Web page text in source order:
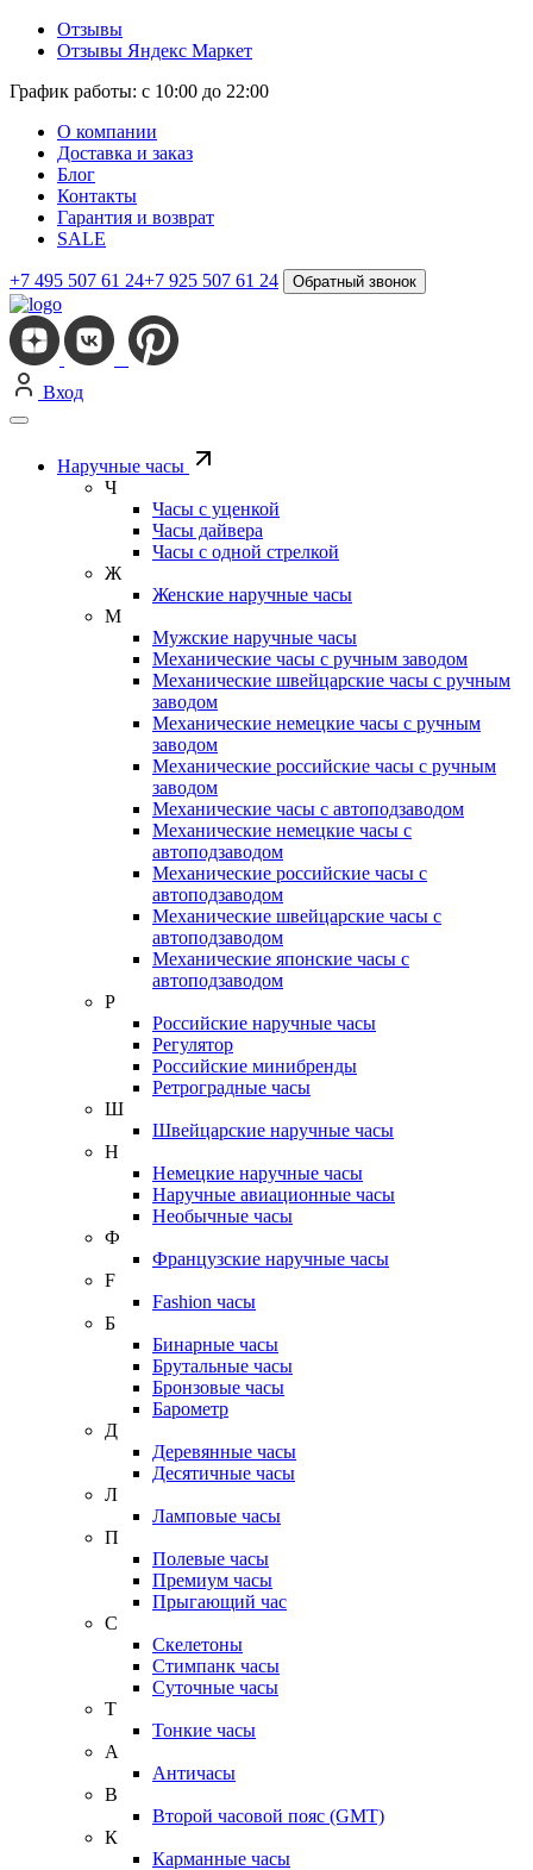
Отзывы
Отзывы Яндекс Маркет
График работы: с 10:00 до 22:00
О компании
Доставка и заказ
Блог
Контакты
Гарантия и возврат
SALE
+7 495 507 61 24+7 925 507 61 24 Обратный звонок
Вход
Наручные часы
Ч
Часы с уценкой
Часы дайвера
Часы с одной стрелкой
Ж
Женские наручные часы
М
Мужские наручные часы
Механические часы с ручным заводом
Механические швейцарские часы с ручным
заводом
Механические немецкие часы с ручным
заводом
Механические российские часы с ручным
заводом
Механические часы с автоподзаводом
Механические немецкие часы с
автоподзаводом
Механические российские часы с
автоподзаводом
Механические швейцарские часы с
автоподзаводом
Механические японские часы с
автоподзаводом
Р
Российские наручные часы
Регулятор
Российские минибренды
Ретроградные часы
Ш
Швейцарские наручные часы
Н
Немецкие наручные часы
Наручные авиационные часы
Необычные часы
Ф
Французские наручные часы
F
Fashion часы
Б
Бинарные часы
Брутальные часы
Бронзовые часы
Барометр
Д
Деревянные часы
Десятичные часы
Л
Ламповые часы
П
Полевые часы
Премиум часы
Прыгающий час
С
Скелетоны
Стимпанк часы
Суточные часы
Т
Тонкие часы
А
Античасы
В
Второй часовой пояс (GMT)
К
Карманные часы